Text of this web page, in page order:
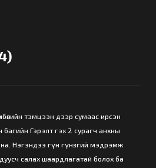
тэмцээн дээр сумаас ирсэн
Гэрэлт гэх 2 сурагч анхны
Нэгэндээ гүн гүнзгий мэдрэмж
салах шаардлагатай болох ба